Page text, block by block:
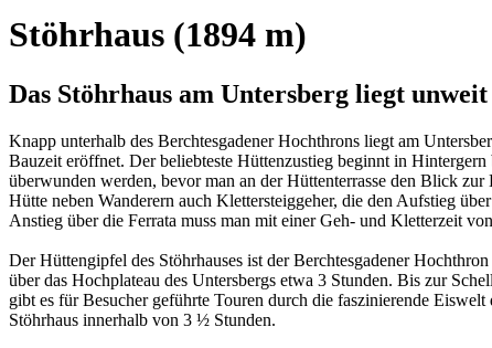
Stöhrhaus (1894 m)
Das Stöhrhaus am Untersberg liegt
Knapp unterhalb des Berchtesgadener Hochthrons liegt am
Bauzeit eröffnet. Der beliebteste Hüttenzustieg beginnt in
überwunden werden, bevor man an der Hüttenterrasse den Blick
Hütte neben Wanderern auch Klettersteiggeher, die den Aufstieg
Anstieg über die Ferrata muss man mit einer Geh- und Kletterzeit
Der Hüttengipfel des Stöhrhauses ist der Berchtesgadener
über das Hochplateau des Untersbergs etwa 3 Stunden. Bis zur
gibt es für Besucher geführte Touren durch die faszinierende
Stöhrhaus innerhalb von 3 ½ Stunden.